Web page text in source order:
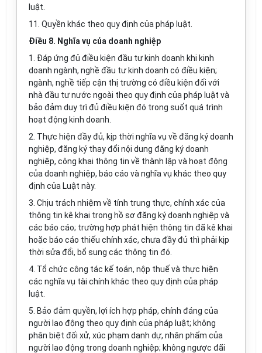
luật.
11. Quyền khác theo quy định của pháp luật.
Điều 8. Nghĩa vụ của doanh nghiệp
1. Đáp ứng đủ điều kiện đầu tư kinh doanh khi kinh
doanh ngành, nghề đầu tư kinh doanh có điều kiện;
ngành, nghề tiếp cận thị trường có điều kiện đối với
nhà đầu tư nước ngoài theo quy định của pháp luật và
bảo đảm duy trì đủ điều kiện đó trong suốt quá trình
hoạt động kinh doanh.
2. Thực hiện đầy đủ, kịp thời nghĩa vụ về đăng ký doanh
nghiệp, đăng ký thay đổi nội dung đăng ký doanh
nghiệp, công khai thông tin về thành lập và hoạt động
của doanh nghiệp, báo cáo và nghĩa vụ khác theo quy
định của Luật này.
3. Chịu trách nhiệm về tính trung thực, chính xác của
thông tin kê khai trong hồ sơ đăng ký doanh nghiệp và
các báo cáo; trường hợp phát hiện thông tin đã kê khai
hoặc báo cáo thiếu chính xác, chưa đầy đủ thì phải kịp
thời sửa đổi, bổ sung các thông tin đó.
4. Tổ chức công tác kế toán, nộp thuế và thực hiện
các nghĩa vụ tài chính khác theo quy định của pháp
luật.
5. Bảo đảm quyền, lợi ích hợp pháp, chính đáng của
người lao động theo quy định của pháp luật; không
phân biệt đối xử, xúc phạm danh dự, nhân phẩm của
người lao động trong doanh nghiệp; không ngược đãi